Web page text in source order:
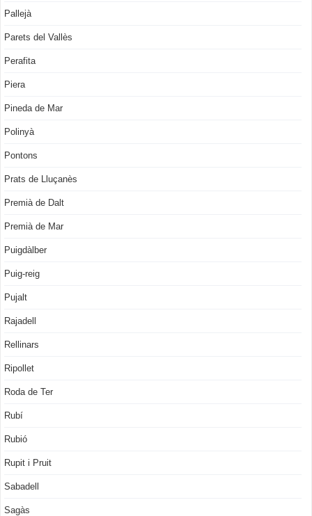
Pallejà
Parets del Vallès
Perafita
Piera
Pineda de Mar
Polinyà
Pontons
Prats de Lluçanès
Premià de Dalt
Premià de Mar
Puigdàlber
Puig-reig
Pujalt
Rajadell
Rellinars
Ripollet
Roda de Ter
Rubí
Rubió
Rupit i Pruit
Sabadell
Sagàs